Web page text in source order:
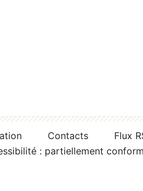
Contacts
Flux
: partiellement